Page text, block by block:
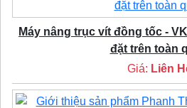
Máy nâng trục vít đồng tốc -
đặt trên toàn
Giá: Liên